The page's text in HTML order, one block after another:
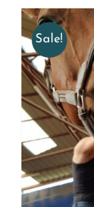
Sale!